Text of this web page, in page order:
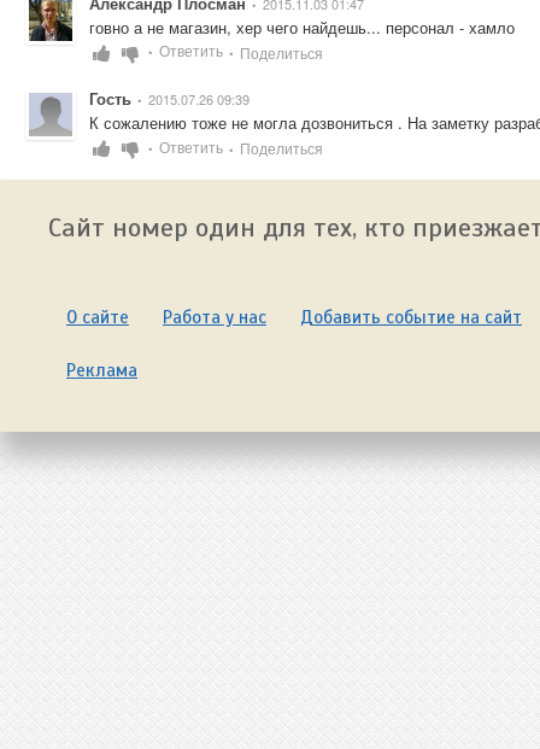
•
говно а не магазин, хер чего найдешь... персонал - хамло
• Ответить • Поделиться
Гость • 2015.07.26 09:39
К сожалению тоже не могла дозвониться . На заметку
• Ответить • Поделиться
Сайт номер один для тех, кто
О сайте Работа у нас Добавить событие на сайт
Реклама